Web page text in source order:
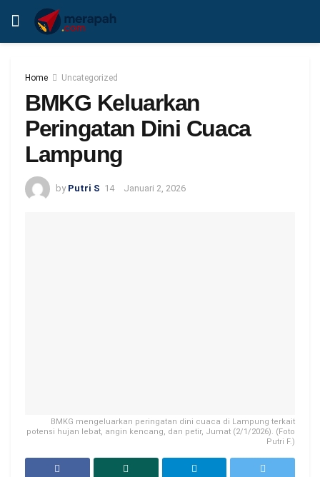
Home Uncategorized
BMKG Keluarkan
Peringatan Dini Cuaca
Lampung
by Putri S Januari 2, 2026
BMKG mengeluarkan peringatan dini cuaca di Lampung terkait
potensi hujan lebat, angin kencang, dan petir, Jumat (2/1/2026). (Foto
Putri F.)